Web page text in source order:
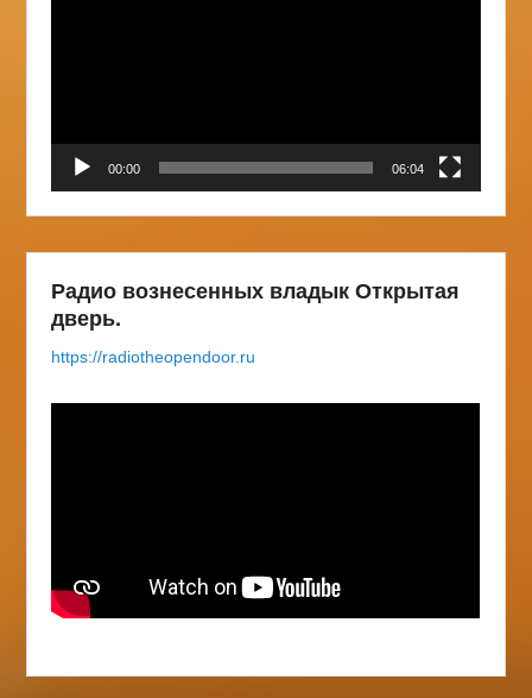
00:00 06:04
Радио вознесенных владык Открытая
дверь.
https://radiotheopendoor.ru